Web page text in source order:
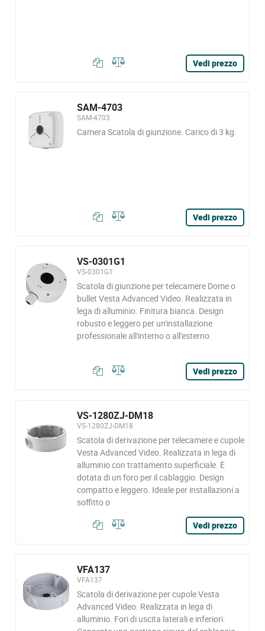
Vedi prezzo
SAM-4703
SAM-4703
Camera Scatola di giunzione. Carico di 3 kg.
Vedi prezzo
VS-0301G1
VS-0301G1
Scatola di giunzione per telecamere Dome o
bullet Vesta Advanced Video. Realizzata in
lega di alluminio. Finitura bianca. Design
robusto e leggero per un'installazione
professionale all'interno o all'esterno.
Vedi prezzo
VS-1280ZJ-DM18
VS-1280ZJ-DM18
Scatola di derivazione per telecamere e cupole
Vesta Advanced Video. Realizzata in lega di
alluminio con trattamento superficiale. È
dotata di un foro per il cablaggio. Design
compatto e leggero. Ideale per installazioni a
soffitto o
Vedi prezzo
VFA137
VFA137
Scatola di derivazione per cupole Vesta
Advanced Video. Realizzata in lega di
alluminio. Fori di uscita laterali e inferiori.